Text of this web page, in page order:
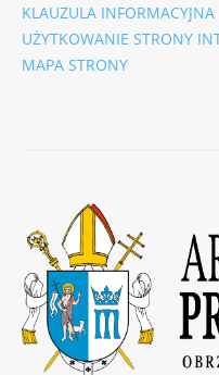
KLAUZULA INFORMACYJNA
UŻYTKOWANIE STRONY
MAPA STRONY